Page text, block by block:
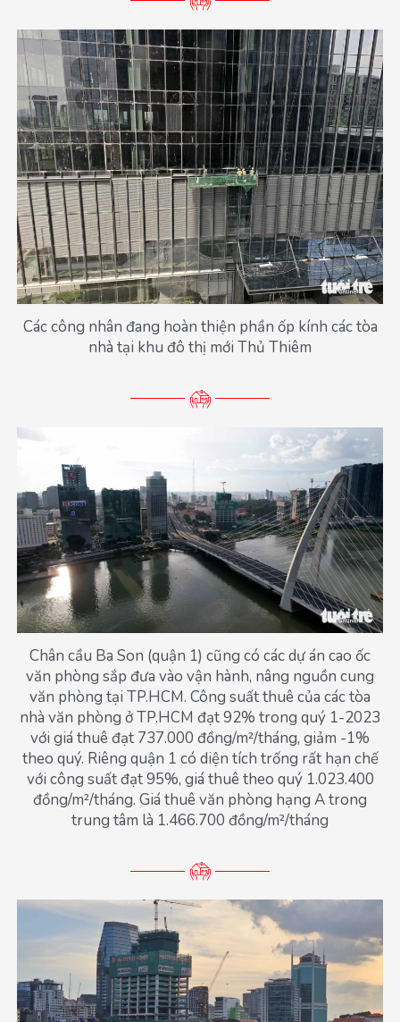
Các công nhân đang hoàn thiện phần ốp kính các tòa
nhà tại khu đô thị mới Thủ Thiêm
Chân cầu Ba Son (quận 1) cũng có các dự án cao ốc
văn phòng sắp đưa vào vận hành, nâng nguồn cung
văn phòng tại TP.HCM. Công suất thuê của các tòa
nhà văn phòng ở TP.HCM đạt 92% trong quý 1-2023
với giá thuê đạt 737.000 đồng/m²/tháng, giảm -1%
theo quý. Riêng quận 1 có diện tích trống rất hạn chế
với công suất đạt 95%, giá thuê theo quý 1.023.400
đồng/m²/tháng. Giá thuê văn phòng hạng A trong
trung tâm là 1.466.700 đồng/m²/tháng